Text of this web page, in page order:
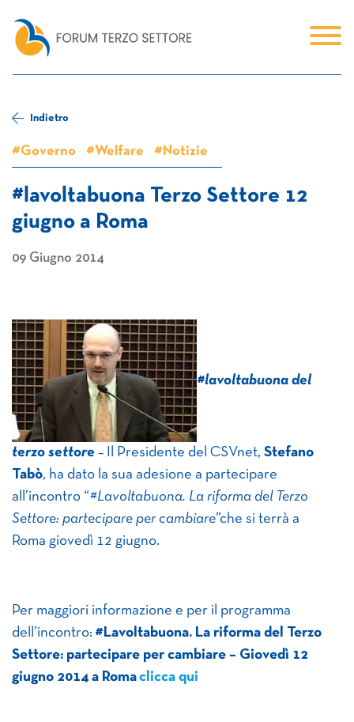
Indietro
#Governo #Welfare #Notizie
#lavoltabuona Terzo Settore 12
giugno a Roma
09 Giugno 2014
#lavoltabuona del
terzo settore – Il Presidente del CSVnet, Stefano
Tabò, ha dato la sua adesione a partecipare
all’incontro “#Lavoltabuona. La riforma del Terzo
Settore: partecipare per cambiare”che si terrà a
Roma giovedì 12 giugno.
Per maggiori informazione e per il programma
dell’incontro: #Lavoltabuona. La riforma del Terzo
Settore: partecipare per cambiare – ​Giovedì 12
giugno 2014 a Romaclicca qui